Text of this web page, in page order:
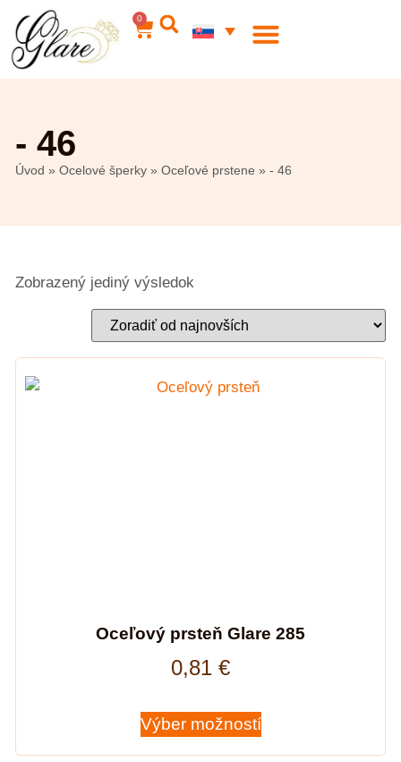
0
- 46
Úvod » Ocelové šperky » Oceľové prstene » - 46
Zobrazený jediný výsledok
Oceľový prsteň Glare 285
0,81 €
Výber možností